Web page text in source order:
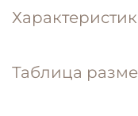
Таблица